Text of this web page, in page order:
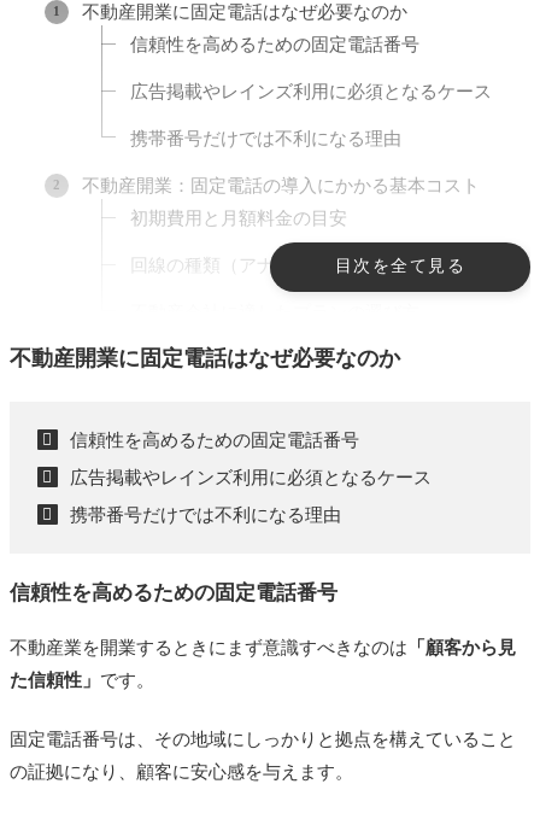
目次を全て見る
不動産開業に固定電話はなぜ必要なのか
信頼性を高めるための固定電話番号
広告掲載やレインズ利用に必須となるケース
携帯番号だけでは不利になる理由
不動産開業：固定電話の導入にかかる基本コスト
初期費用と月額料金の目安
回線の種類（アナログ・光・IP電話）の違い
不動産会社が固定電話を安く導入する方法は「固定
2. 工事不要！最短即日で電話番号が手に入る
4. 電話番号の継続利用が可能
5. ビジネスに役立つ追加機能が充実
6．FAXも同時開設可能
不動産開業：固定電話ドットコムを利用する際の注
意点
不動産開業に固定電話はなぜ必要なのか
信頼性を高めるための固定電話番号
広告掲載やレインズ利用に必須となるケース
携帯番号だけでは不利になる理由
信頼性を高めるための固定電話番号
不動産業を開業するときにまず意識すべきなのは 「顧客から見
た信頼性」 です。
固定電話番号は、その地域にしっかりと拠点を構えていること
の証拠になり、顧客に安心感を与えます。